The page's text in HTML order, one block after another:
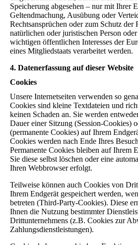
Speicherung abgesehen – nur mit Ihrer
Geltendmachung, Ausübung oder
Rechtsansprüchen oder zum Schutz der
natürlichen oder juristischen Person
wichtigen öffentlichen Interesses der
eines Mitgliedstaats verarbeitet werden.
4. Datenerfassung auf dieser Website
Cookies
Unsere Internetseiten verwenden so
Cookies sind kleine Textdateien und
keinen Schaden an. Sie werden
Dauer einer Sitzung (Session-Cookies)
(permanente Cookies) auf Ihrem
Cookies werden nach Ende Ihres
Permanente Cookies bleiben auf Ihrem
Sie diese selbst löschen oder eine
Ihren Webbrowser erfolgt.
Teilweise können auch Cookies von
Ihrem Endgerät gespeichert werden,
betreten (Third-Party-Cookies). Diese
Ihnen die Nutzung bestimmter
Drittunternehmens (z.B. Cookies zur
Zahlungsdienstleistungen).